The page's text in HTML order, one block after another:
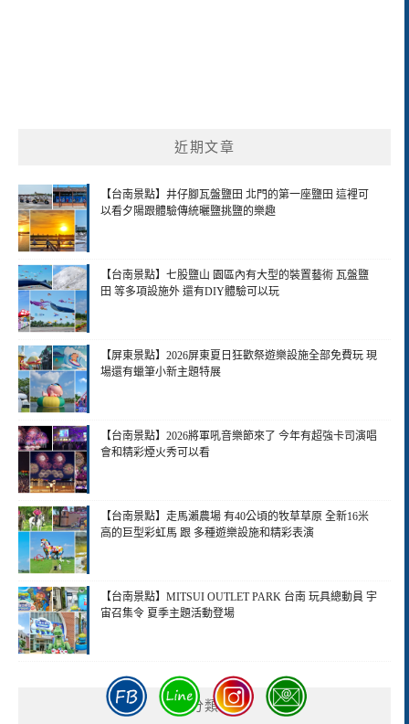
近期文章
【台南景點】井仔腳瓦盤鹽田 北門的第一座鹽田 這裡可
以看夕陽跟體驗傳統曬鹽挑鹽的樂趣
【台南景點】七股鹽山 園區內有大型的裝置藝術 瓦盤鹽
田 等多項設施外 還有DIY體驗可以玩
【屏東景點】2026屏東夏日狂歡祭遊樂設施全部免費玩 現
場還有蠟筆小新主題特展
【台南景點】2026將軍吼音樂節來了 今年有超強卡司演唱
會和精彩煙火秀可以看
【台南景點】走馬瀨農場 有40公頃的牧草草原 全新16米
高的巨型彩虹馬 跟 多種遊樂設施和精彩表演
【台南景點】MITSUI OUTLET PARK 台南 玩具總動員 宇
宙召集令 夏季主題活動登場
分類